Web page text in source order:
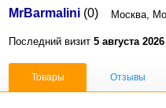
Продавец
MrBarmalini (0) Москва,
Последний визит5 августа
Товары Отзывы